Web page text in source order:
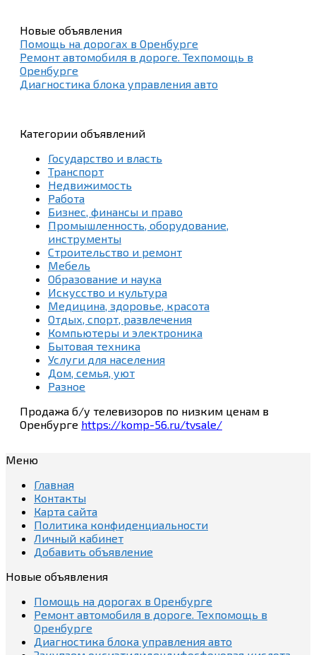
Новые объявления
Помощь на дорогах в Оренбурге
Ремонт автомобиля в дороге. Техпомощь в
Оренбурге
Диагностика блока управления авто
Категории объявлений
Государство и власть
Транспорт
Недвижимость
Работа
Бизнес, финансы и право
Промышленность, оборудование,
инструменты
Строительство и ремонт
Мебель
Образование и наука
Искусство и культура
Медицина, здоровье, красота
Отдых, спорт, развлечения
Компьютеры и электроника
Бытовая техника
Услуги для населения
Дом, семья, уют
Разное
Продажа б/у телевизоров по низким ценам в
Оренбурге https://komp-56.ru/tvsale/
Меню
Главная
Контакты
Карта сайта
Политика конфиденциальности
Личный кабинет
Добавить объявление
Новые объявления
Помощь на дорогах в Оренбурге
Ремонт автомобиля в дороге. Техпомощь в
Оренбурге
Диагностика блока управления авто